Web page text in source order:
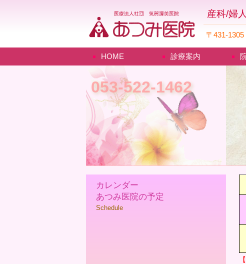
産科/婦
〒431-
HOME 診療案内
053-522-1462
カレンダー
あつみ医院の予定
Schedule